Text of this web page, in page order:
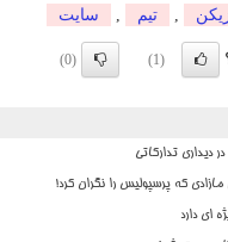
تیم سایت
(1)
(0)
دیداری تدارکاتی
که پرسپولیس را نگران کرد!
ای دارد